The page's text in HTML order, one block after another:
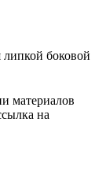
боковой
материалов
на